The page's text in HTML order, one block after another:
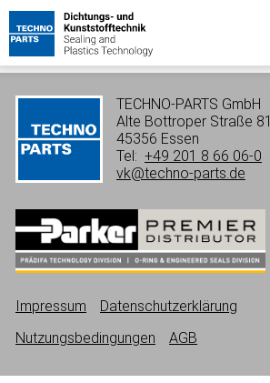
TECHNO-PARTS GmbH
Alte Bottroper Straße 81
45356 Essen
Tel: +49 201 8 66 06-0
vk@techno-parts.de
Impressum
Datenschutzerklärung
Nutzungsbedingungen
AGB